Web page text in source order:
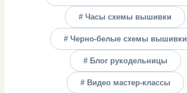
# Часы схемы вышивки
# Черно-белые схемы вышивки
# Блог рукодельницы
# Видео мастер-классы